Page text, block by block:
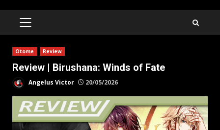
PRIMARY
Otome Review
Review | Birushana: Winds of Fate
Angelus Victor 20/05/2026